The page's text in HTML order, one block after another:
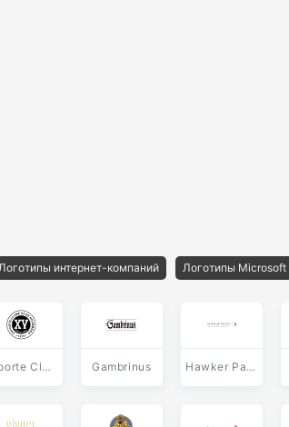
Логотипы интернет-компаний Логотипы Microsoft
Esporte Clube XV de Novembro de Piracicaba SP Gambrinus Hawker Pacific Aerospace